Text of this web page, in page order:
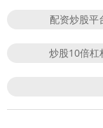
配资炒股平
炒股10倍杠